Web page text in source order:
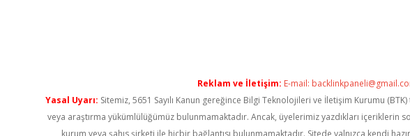
Reklam ve İletişim: E-mail:
Yasal Uyarı: Sitemiz, 5651 Sayılı Kanun gereğince Bilgi Teknolojileri ve İletişim Kurumu
veya araştırma yükümlülüğümüz bulunmamaktadır. Ancak, üyelerimiz yazdıkları
kurum veya şahıs şirketi ile hiçbir bağlantısı bulunmamaktadır. Sitede yalnızca kendi